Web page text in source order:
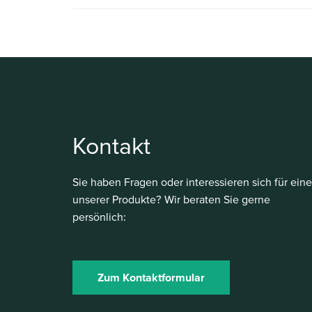
Kontakt
Sie haben Fragen oder interessieren sich für
unserer Produkte? Wir beraten Sie gerne
persönlich:
Zum Kontaktformular